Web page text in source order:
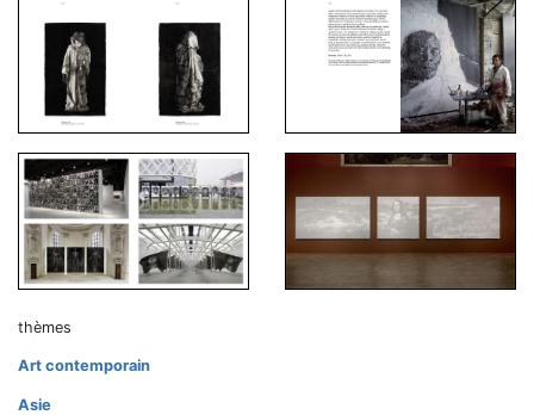
thèmes
Art contemporain
Asie